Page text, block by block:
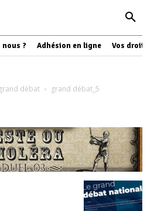
nous ? Adhésion en ligne Vos droits
débat grand débat_5